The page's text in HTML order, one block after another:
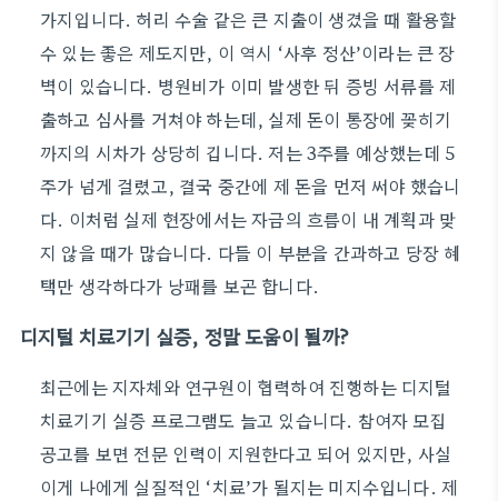
가지입니다. 허리 수술 같은 큰 지출이 생겼을 때 활용할
수 있는 좋은 제도지만, 이 역시 ‘사후 정산’이라는 큰 장
벽이 있습니다. 병원비가 이미 발생한 뒤 증빙 서류를 제
출하고 심사를 거쳐야 하는데, 실제 돈이 통장에 꽂히기
까지의 시차가 상당히 깁니다. 저는 3주를 예상했는데 5
주가 넘게 걸렸고, 결국 중간에 제 돈을 먼저 써야 했습니
다. 이처럼 실제 현장에서는 자금의 흐름이 내 계획과 맞
지 않을 때가 많습니다. 다들 이 부분을 간과하고 당장 혜
택만 생각하다가 낭패를 보곤 합니다.
디지털 치료기기 실증, 정말 도움이 될까?
최근에는 지자체와 연구원이 협력하여 진행하는 디지털
치료기기 실증 프로그램도 늘고 있습니다. 참여자 모집
공고를 보면 전문 인력이 지원한다고 되어 있지만, 사실
이게 나에게 실질적인 ‘치료’가 될지는 미지수입니다. 제